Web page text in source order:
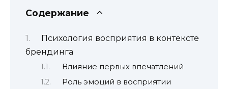
Содержание
Психология восприятия в контексте
брендинга
Влияние первых впечатлений
Роль эмоций в восприятии